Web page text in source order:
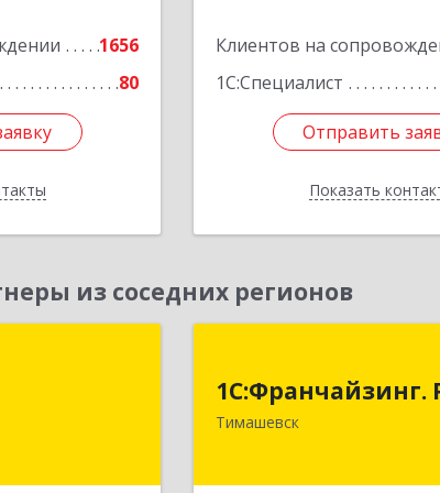
1656
80
Клиентов на
1С:Специалист
Отправить
Показать
Отправить
Назад
из соседних регионов
край, Горячий
п, Бендуса ул,
1С:Франчайзинг.
Тимашевск
Краснодарский край,
н, Медведовская ст-ца,